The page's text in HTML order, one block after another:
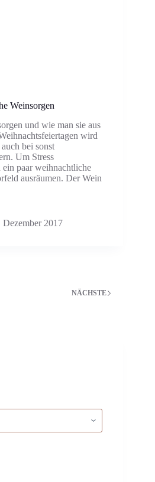
Weinsorgen
und wie man sie aus
wird
bei sonst
Um Stress
ein paar weihnachtliche
ausräumen. Der Wein
Dezember 2017
NÄCHSTE